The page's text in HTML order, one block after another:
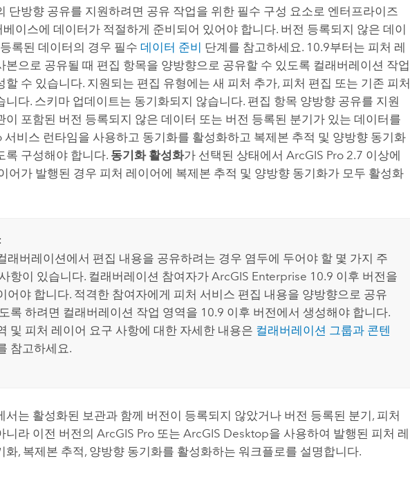
단방향 공유를 지원하려면 공유 작업을 위한 필수 구성 요소로 엔터프라이즈
이스에 데이터가 적절하게 준비되어 있어야 합니다. 버전 등록되지 않은 데이
록된 데이터의 경우 필수데이터 준비 단계를 참고하세요. 10.9부터는 피처 레
본으로 공유될 때 편집 항목을 양방향으로 공유할 수 있도록 컬래버레이션 작업
할 수 있습니다. 지원되는 편집 유형에는 새 피처 추가, 피처 편집 또는 기존 피처
니다. 스키마 업데이트는 동기화되지 않습니다. 편집 항목 양방향 공유를 지원
이 포함된 버전 등록되지 않은 데이터 또는 버전 등록된 분기가 있는 데이터를
서비스 런타임을 사용하고 동기화를 활성화하고 복제본 추적 및 양방향 동기화
록 구성해야 합니다. 동기화 활성화가 선택된 상태에서ArcGIS Pro 2.7 이상에
어가 발행된 경우 피처 레이어에 복제본 추적 및 양방향 동기화가 모두 활성화
래버레이션에서 편집 내용을 공유하려는 경우 염두에 두어야 할 몇 가지 주
항이 있습니다. 컬래버레이션 참여자가 ArcGIS Enterprise 10.9 이후 버전을
어야 합니다. 적격한 참여자에게 피처 서비스 편집 내용을 양방향으로 공유
록 하려면 컬래버레이션 작업 영역을 10.9 이후 버전에서 생성해야 합니다.
및 피처 레이어 요구 사항에 대한 자세한 내용은 컬래버레이션 그룹과 콘텐
참고하세요.
서는 활성화된 보관과 함께 버전이 등록되지 않았거나 버전 등록된 분기, 피처
니라 이전 버전의ArcGIS Pro 또는ArcGIS Desktop을 사용하여 발행된 피처 레
화, 복제본 추적, 양방향 동기화를 활성화하는 워크플로를 설명합니다.